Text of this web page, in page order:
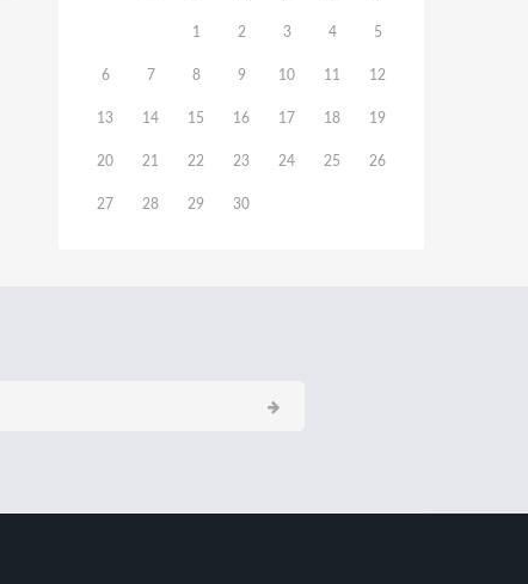
1 2 3 4 5
6 7 8 9 10 11 12
13 14 15 16 17 18 19
20 21 22 23 24 25 26
27 28 29 30